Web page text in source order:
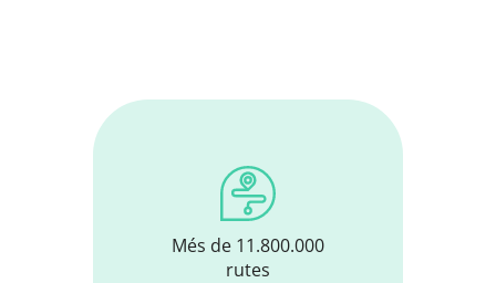
Més de 11.800.000
rutes